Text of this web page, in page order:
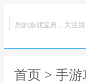
您的游戏宝典，关注我
首页 > 手游